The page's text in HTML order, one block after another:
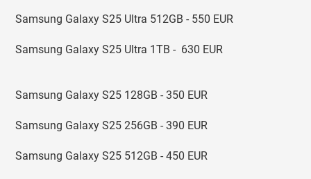
Samsung Galaxy S25 Ultra 512GB - 550 EUR
Samsung Galaxy S25 Ultra 1TB - 630 EUR
Samsung Galaxy S25 128GB - 350 EUR
Samsung Galaxy S25 256GB - 390 EUR
Samsung Galaxy S25 512GB - 450 EUR